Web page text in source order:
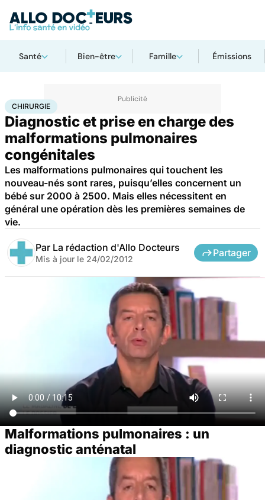
Santé Bien-être Famille Émissions
AccueilSanté Maladies
CHIRURGIE
Diagnostic et prise en charge des
malformations pulmonaires
congénitales
Les malformations pulmonaires qui touchent les
nouveau-nés sont rares, puisqu’elles concernent un
bébé sur 2000 à 2500. Mais elles nécessitent en
général une opération dès les premières semaines de
vie.
Par La rédaction d'Allo Docteurs
Mis à jour le 24/02/2012
Partager
Malformations pulmonaires : un
diagnostic anténatal